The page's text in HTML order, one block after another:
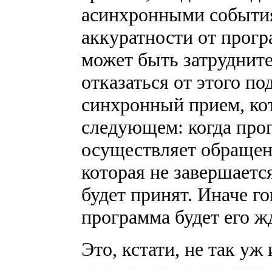
асинхронными
аккуратности от
может быть
отказаться от этого
синхронный прием,
следующем: когда
осуществляет
которая не
будет принят. Иначе
программа будет его
Это, кстати, не так